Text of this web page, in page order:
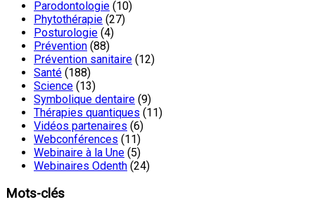
Parodontologie (10)
Phytothérapie (27)
Posturologie (4)
Prévention (88)
Prévention sanitaire (12)
Santé (188)
Science (13)
Symbolique dentaire (9)
Thérapies quantiques (11)
Vidéos partenaires (6)
Webconférences (11)
Webinaire à la Une (5)
Webinaires Odenth (24)
Mots-clés